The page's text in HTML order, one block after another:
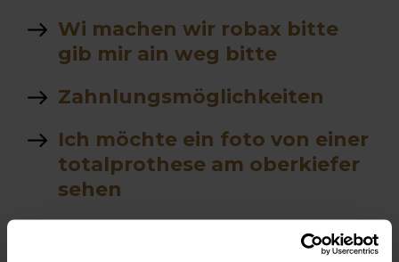
Wi machen wir robax bitte
gib mir ain weg bitte
Zahnlungsmöglichkeiten
Ich möchte ein foto von einer
totalprothese am oberkiefer
sehen